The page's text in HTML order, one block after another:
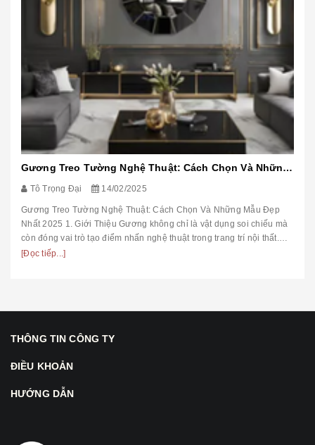
Gương Treo Tường Nghệ Thuật: Cách Chọn Và Những Mẫu Đẹp Nhất 2025
Tô Trọng Đại 14/02/2025
Gương Treo Tường Nghệ Thuật: Cách Chọn Và Những Mẫu Đẹp
Nhất 2025 1. Giới Thiệu Gương không chỉ là vật dụng soi chiếu mà
còn đóng vai trò tạo điểm nhấn nghệ thuật trong trang trí nội thất.
Trong ...
[Đọc tiếp...]
THÔNG TIN CÔNG TY
ĐIỀU KHOẢN
HƯỚNG DẪN